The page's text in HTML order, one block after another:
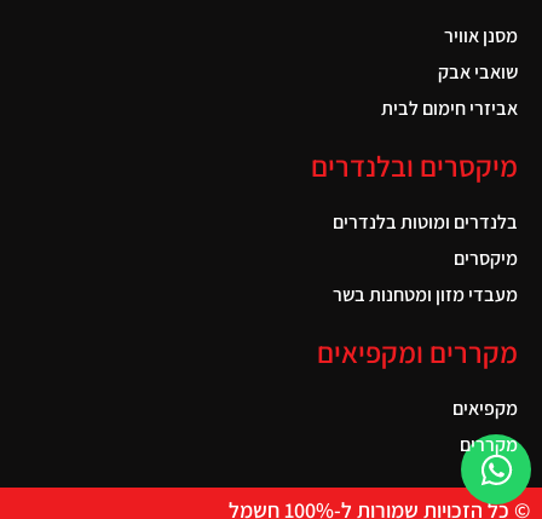
מסנן אוויר
שואבי אבק
אביזרי חימום לבית
מיקסרים ובלנדרים
בלנדרים ומוטות בלנדרים
מיקסרים
מעבדי מזון ומטחנות בשר
מקררים ומקפיאים
מקפיאים
מקררים
© כל הזכויות שמורות ל-100% חשמל